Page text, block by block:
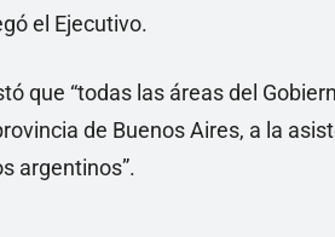
el Ejecutivo.
que “todas las áreas del
de Buenos Aires, a la
argentinos”.